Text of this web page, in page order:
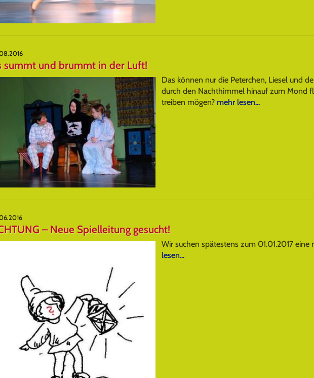
summt und brummt in der Luft!
Das können nur die Peterchen, Liesel und
durch den Nachthimmel hinauf zum Mond
treiben mögen? mehr lesen...
– Neue Spielleitung gesucht!
Wir suchen spätestens zum 01.01.2017 eine
lesen...